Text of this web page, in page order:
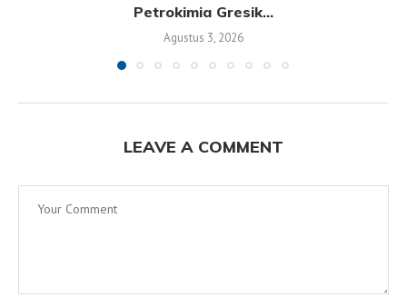
Petrokimia Gresik...
Agustus 3, 2026
LEAVE A COMMENT